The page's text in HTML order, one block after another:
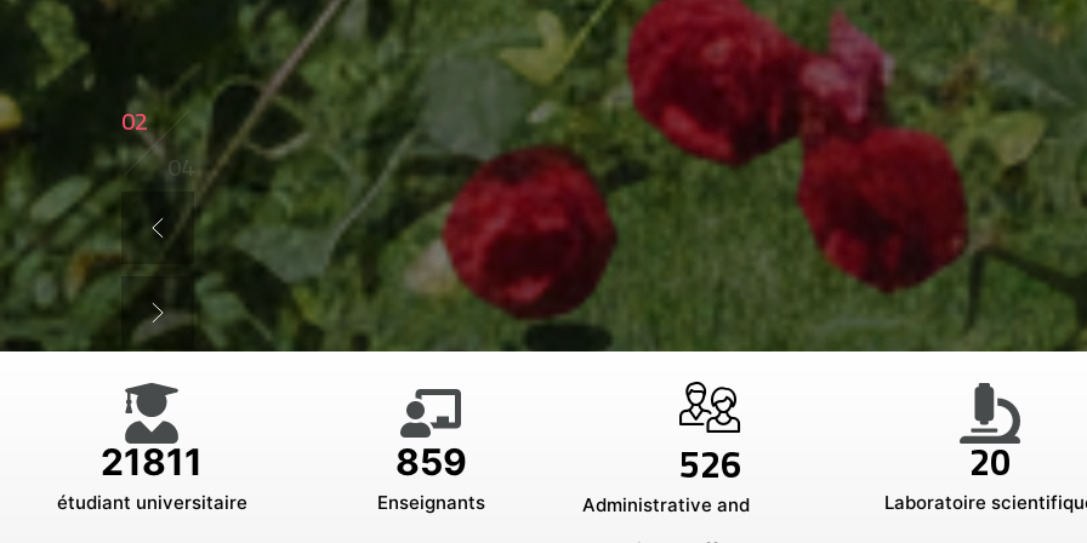
03
04
étudiant universitaire
21811
Enseignants
859
Administrative and
526
Laboratoire
20